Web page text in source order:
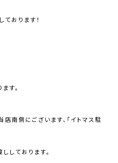
おります！
す。
南側にございます、「イトマス駐
しております。